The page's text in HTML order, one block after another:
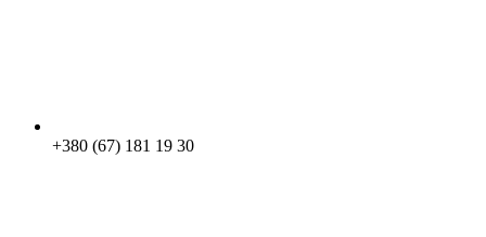
+380 (67) 181 19 30